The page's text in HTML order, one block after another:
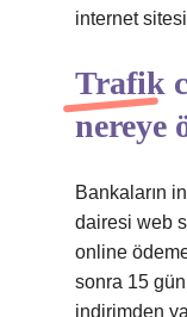
internet
Trafik
nereye
Bankaların
dairesi web
online
sonra 15
indirimden